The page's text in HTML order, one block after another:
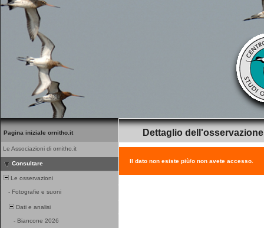
Pagina iniziale ornitho.it
Le Associazioni di ornitho.it
Consultare
Le osservazioni
- Fotografie e suoni
Dati e analisi
- Biancone 2026
Dettaglio dell'osservazione
Il dato non esiste più/o non avete accesso.